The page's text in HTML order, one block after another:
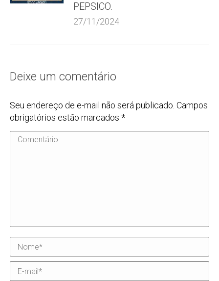
PEPSICO.
27/11/2024
Deixe um comentário
Seu endereço de e-mail não será publicado. Campos
obrigatórios estão marcados *
Comentário
Nome *
E-mail *